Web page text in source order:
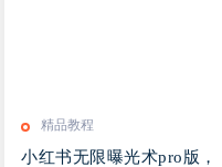
精品教程
小红书无限曝光术pro版，